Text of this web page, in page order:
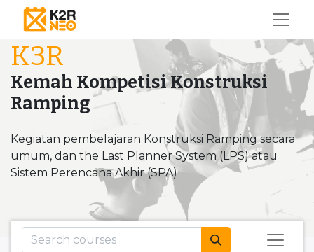
K3R
Kemah Kompetisi Konstruksi
Ramping
Kegiatan pembelajaran Konstruksi Ramping secara
umum, dan the Last Planner System (LPS) atau
Sistem Perencana Akhir (SPA)